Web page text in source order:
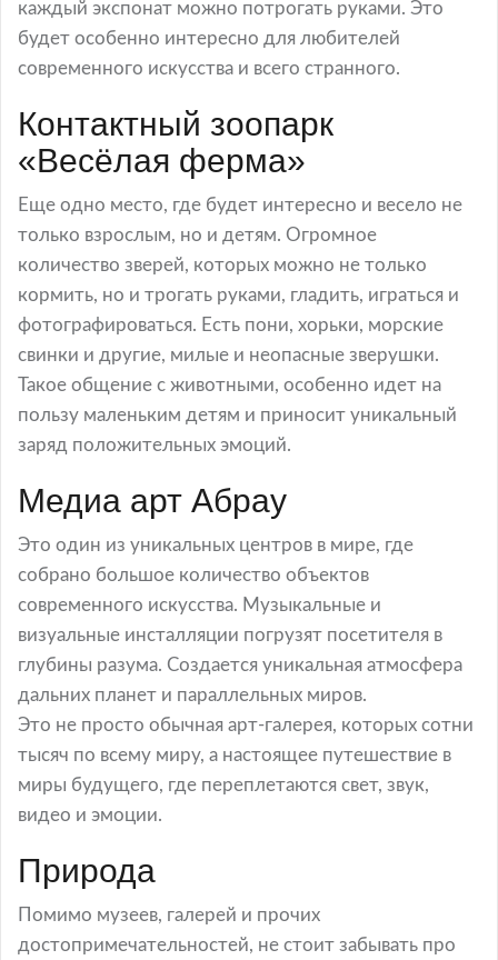
каждый экспонат можно потрогать руками. Это
будет особенно интересно для любителей
современного искусства и всего странного.
Контактный зоопарк
«Весёлая ферма»
Еще одно место, где будет интересно и весело не
только взрослым, но и детям. Огромное
количество зверей, которых можно не только
кормить, но и трогать руками, гладить, играться и
фотографироваться. Есть пони, хорьки, морские
свинки и другие, милые и неопасные зверушки.
Такое общение с животными, особенно идет на
пользу маленьким детям и приносит уникальный
заряд положительных эмоций.
Медиа арт Абрау
Это один из уникальных центров в мире, где
собрано большое количество объектов
современного искусства. Музыкальные и
визуальные инсталляции погрузят посетителя в
глубины разума. Создается уникальная атмосфера
дальних планет и параллельных миров.
Это не просто обычная арт-галерея, которых сотни
тысяч по всему миру, а настоящее путешествие в
миры будущего, где переплетаются свет, звук,
видео и эмоции.
Природа
Помимо музеев, галерей и прочих
достопримечательностей, не стоит забывать про